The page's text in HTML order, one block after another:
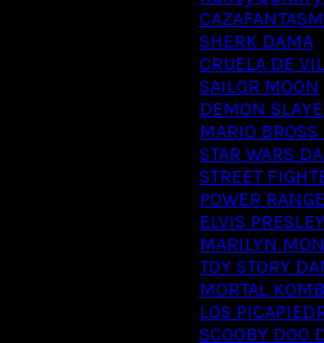
SHERK DAMA
CRUELA DE VIL
SAILOR MOON
DEMON
MARIO
STAR WARS
STREET
POWER
ELVIS PRESLEY
MARILYN
TOY STORY
MORTAL
LOS
SCOOBY DOO